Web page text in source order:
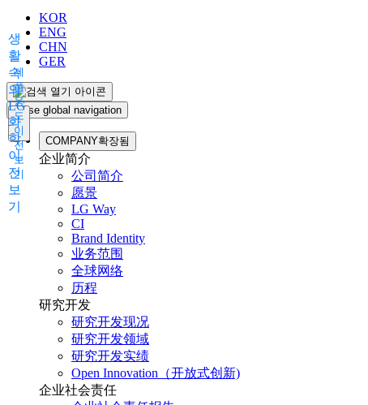
KOR
ENG
CHN
GER
Close global navigation
COMPANY확장됨
企业简介
公司简介
愿景
LG Way
CI
Brand Identity
业务范围
全球网络
历程
研究开发
研究开发现况
研究开发领域
研究开发实绩
Open Innovation（开放式创新)
企业社会责任
제
품
용
도
이
전
보
기
생
활
속
의
LG
화
학
이
전
보
기